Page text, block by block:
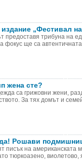
„Фестивал
предоставя трибуна на
фокус ще са
жена сте?
са грижовни жени,
За тях домът и
Рошави
писък на американската
тюркоазено,